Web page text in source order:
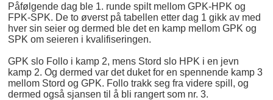
Påfølgende dag ble 1. runde spilt mellom GPK-HPK og
FPK-SPK. De to øverst på tabellen etter dag 1 gikk av med
hver sin seier og dermed ble det en kamp mellom GPK og
SPK om seieren i kvalifiseringen.
GPK slo Follo i kamp 2, mens Stord slo HPK i en jevn
kamp 2. Og dermed var det duket for en spennende kamp 3
mellom Stord og GPK. Follo trakk seg fra videre spill, og
dermed også sjansen til å bli rangert som nr. 3.